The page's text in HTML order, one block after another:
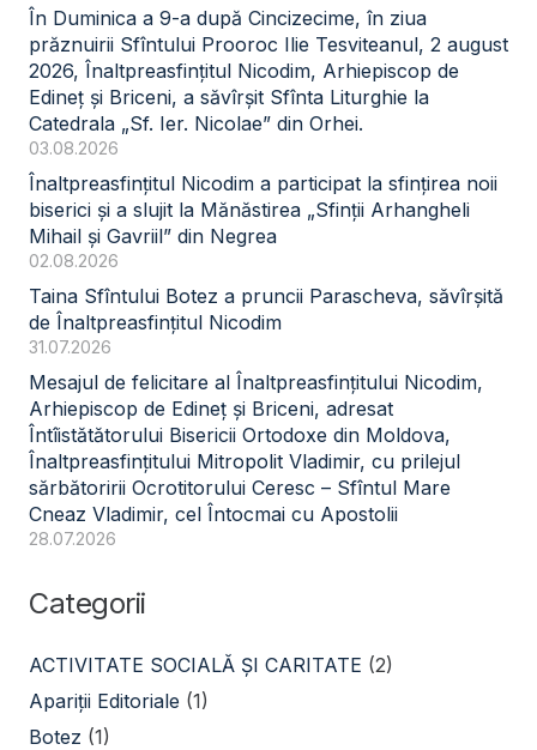
În Duminica a 9-a după Cincizecime, în ziua
prăznuirii Sfîntului Prooroc Ilie Tesviteanul, 2 august
2026, Înaltpreasfințitul Nicodim, Arhiepiscop de
Edineț și Briceni, a săvîrșit Sfînta Liturghie la
Catedrala „Sf. Ier. Nicolae” din Orhei.
03.08.2026
Înaltpreasfințitul Nicodim a participat la sfințirea noii
biserici și a slujit la Mănăstirea „Sfinții Arhangheli
Mihail și Gavriil” din Negrea
02.08.2026
Taina Sfîntului Botez a pruncii Parascheva, săvîrșită
de Înaltpreasfințitul Nicodim
31.07.2026
Mesajul de felicitare al Înaltpreasfințitului Nicodim,
Arhiepiscop de Edineț și Briceni, adresat
Întîistătătorului Bisericii Ortodoxe din Moldova,
Înaltpreasfințitului Mitropolit Vladimir, cu prilejul
sărbătoririi Ocrotitorului Ceresc – Sfîntul Mare
Cneaz Vladimir, cel Întocmai cu Apostolii
28.07.2026
Categorii
ACTIVITATE SOCIALĂ ŞI CARITATE (2)
Apariții Editoriale (1)
Botez (1)